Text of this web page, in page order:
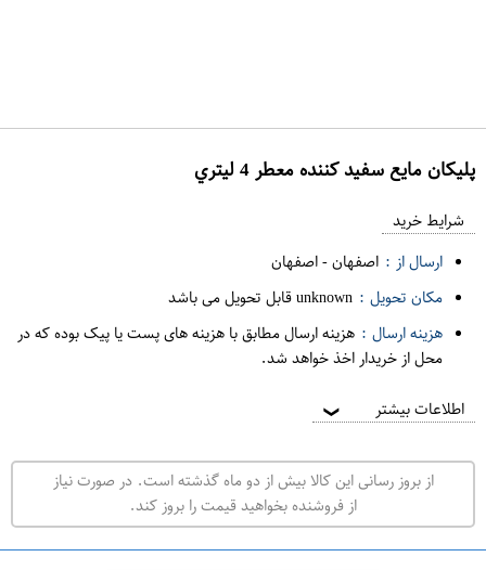
پليکان مايع سفيد کننده معطر 4 ليتري
ف
ر
ت
ه
ر
ا
شرایط خرید
ارسال از : اصفهان-اصفهان
مکان تحویل : unknown قابل تحویل می باشد
هزینه ارسال : هزینه ارسال مطابق با هزینه های پست یا پیک بوده که در
محل از خریدار اخذ خواهد شد.
اطلاعات بیشتر ❯
از بروز رسانی این کالا بیش از دو ماه گذشته است. در صورت نیاز
از فروشنده بخواهید قیمت را بروز کند.